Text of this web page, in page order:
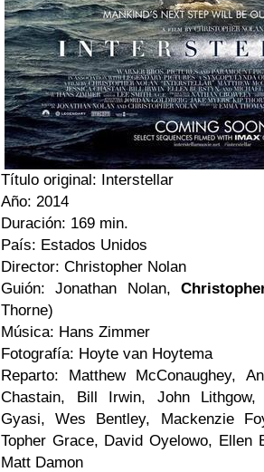
Título original: Interstellar
Año: 2014
Duración: 169 min.
País: Estados Unidos
Director: Christopher Nolan
Guión: Jonathan Nolan,
Thorne)
Música: Hans Zimmer
Fotografía: Hoyte van Hoytema
Reparto: Matthew McConaughey,
Chastain, Bill Irwin, John
Gyasi, Wes Bentley, Mackenzie
Topher Grace, David Oyelowo, Ellen
Matt Damon